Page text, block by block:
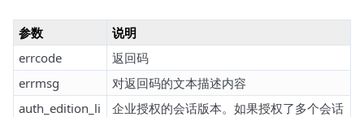
参数
说明
errcode
返回码
errmsg
对返回码的文本描述内容
auth_edition_li
企业授权的会话版本。如果授权了多个会话